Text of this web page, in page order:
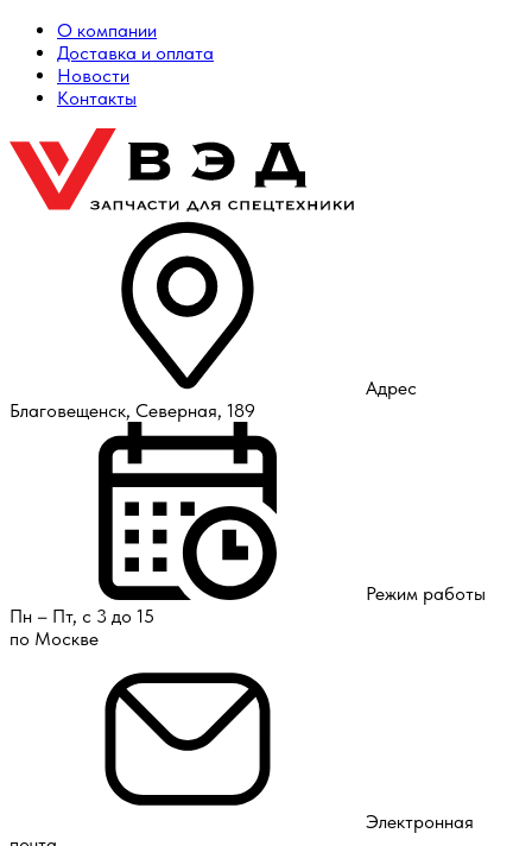
О компании
Доставка и оплата
Новости
Контакты
Адрес
Благовещенск, Северная, 189
Режим работы
Пн – Пт, с 3 до 15
по Москве
Электронная